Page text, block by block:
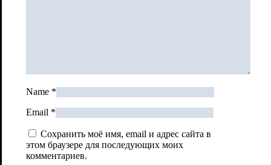
Name *
Email *
Сохранить моё имя, email и адрес сайта в
этом браузере для последующих моих
комментариев.